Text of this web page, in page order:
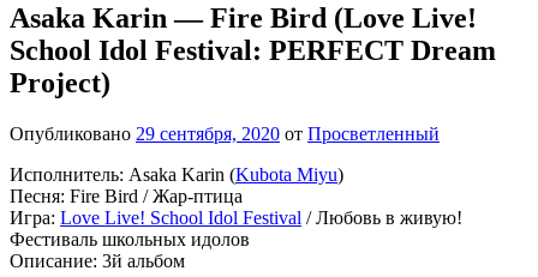
Asaka Karin — Fire Bird (Love Live!
School Idol Festival: PERFECT Dream
Project)
Опубликовано 29 сентября, 2020 от Просветленный
Исполнитель: Asaka Karin (Kubota Miyu)
Песня: Fire Bird / Жар-птица
Игра: Love Live! School Idol Festival / Любовь в живую!
Фестиваль школьных идолов
Описание: 3й альбом